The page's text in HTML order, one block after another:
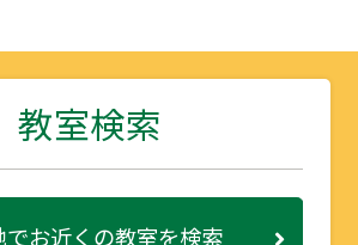
教室検索
でお近くの教室を検索